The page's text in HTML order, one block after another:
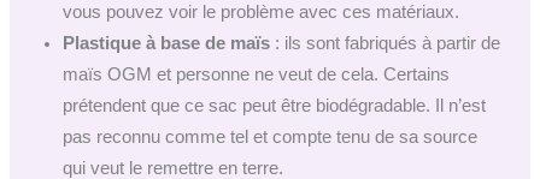
vous pouvez voir le problème avec ces matériaux.
Plastique à base de maïs: ils sont fabriqués à partir de
maïs OGM et personne ne veut de cela. Certains
prétendent que ce sac peut être biodégradable. Il n’est
pas reconnu comme tel et compte tenu de sa source
qui veut le remettre en terre.